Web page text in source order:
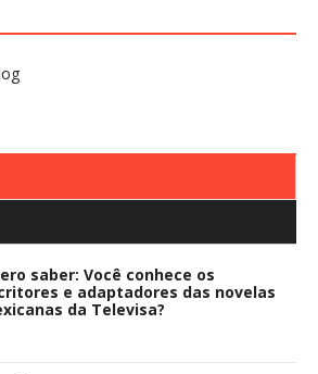
saber: Você conhece os
e adaptadores das novelas
da Televisa?